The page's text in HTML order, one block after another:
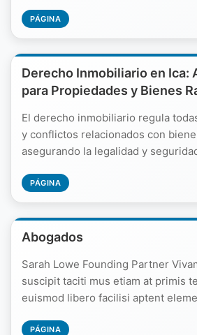
PÁGINA
Derecho Inmobiliario en Ica:
para Propiedades y Bienes
El derecho inmobiliario regula
y conflictos relacionados con
asegurando la legalidad y
PÁGINA
Abogados
Sarah Lowe Founding Partner
suscipit taciti mus etiam at primis
euismod libero facilisi aptent
PÁGINA